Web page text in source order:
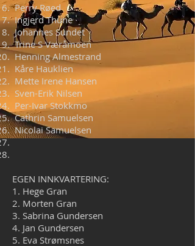
Perry Røed
Ingjerd Thune
Johannes Sundet
Trine S Væråmoen
Henning Almestrand
Kåre Hauklien
Mette Irene Hansen
Sven-Erik Nilsen
Per-Ivar Stokkmo
Cathrin Samuelsen
Nicolai Samuelsen
EGEN INNKVARTERING:
1. Hege Gran
2. Morten Gran
3. Sabrina Gundersen
4. Jan Gundersen
5. Eva Strømsnes